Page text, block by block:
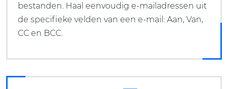
bestanden. Haal eenvoudig e-mailadressen uit
de specifieke velden van een e-mail: Aan, Van,
CC en BCC.